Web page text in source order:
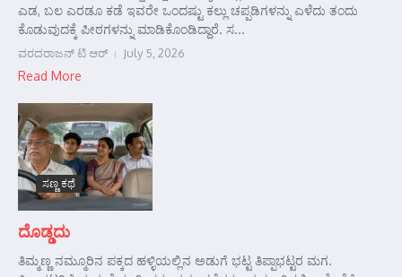
ಎಡ, ಬಲ ಎರಡೂ ಕಡೆ ಇವರೇ ಒಂದಷ್ಟು ಕಲ್ಲು ಚಪ್ಪಡಿಗಳನ್ನು ಎಳೆದು ತಂದು
ಕೊಡುವುದಕ್ಕೆ ಪೀಠಗಳನ್ನು ಮಾಡಿಕೊಂಡಿದ್ದಾರೆ. ಸ...
ವರದರಾಜನ್ ಟಿ ಆರ್ July 5, 2026
Read More
ಸಣ್ಣ ಕಥೆ
ದೊಡ್ಡದು
ತಿಮ್ಮಣ್ಣ ನಮ್ಮೂರಿನ ಪಕ್ಕದ ಹಳ್ಳಿಯಲ್ಲಿನ ಅಡುಗೆ ಭಟ್ಟ ತಿಪ್ಪಾಭಟ್ಟರ ಮಗ.